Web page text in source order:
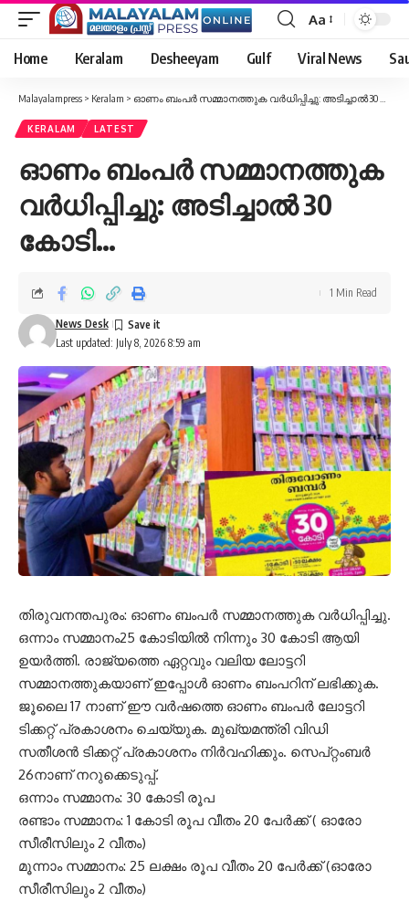
Font
Resizer
Aa
Home Keralam Desheeyam Gulf Viral News
Malayalampress > Keralam > ഓണം ബംപർ സമ്മാനത്തുക വർധിപ്പിച്ചു: അടിച്ചാൽ 30 കോടി…
KERALAM LATEST
ഓണം ബംപർ സമ്മാനത്തുക
വർധിപ്പിച്ചു: അടിച്ചാൽ 30
കോടി…
Last updated: July 8, 2026 8:59 am
News Desk
1 Min Read
തിരുവനന്തപുരം: ഓണം ബംപർ സമ്മാനത്തുക വർധിപ്പിച്ചു.
ഒന്നാം സമ്മാനം25 കോടിയിൽ നിന്നും 30 കോടി ആയി
ഉയർത്തി. രാജ്യത്തെ ഏറ്റവും വലിയ ലോട്ടറി
സമ്മാനത്തുകയാണ് ഇപ്പോൾ ഓണം ബംപറിന് ലഭിക്കുക.
ജൂലൈ 17 നാണ് ഈ വർഷത്തെ ഓണം ബംപർ ലോട്ടറി
ടിക്കറ്റ് പ്രകാശനം ചെയ്യുക. മുഖ്യമന്ത്രി വിഡി
സതീശൻ ടിക്കറ്റ് പ്രകാശനം നിർവഹിക്കും. സെപ്റ്റംബർ
26നാണ് നറുക്കെടുപ്പ്.
ഒന്നാം സമ്മാനം: 30 കോടി രൂപ
രണ്ടാം സമ്മാനം: 1 കോടി രൂപ വീതം 20 പേര്‍ക്ക് ( ഓരോ
സീരീസിലും 2 വീതം)
മൂന്നാം സമ്മാനം: 25 ലക്ഷം രൂപ വീതം 20 പേര്‍ക്ക് (ഓരോ
സീരീസിലും 2 വീതം)